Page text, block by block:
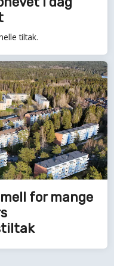
tiltak.
for mange